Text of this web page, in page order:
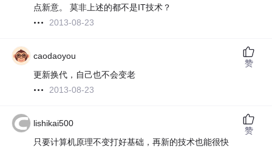
点新意。 莫非上述的都不是IT技术？
2013-08-23
caodaoyou
更新换代，自己也不会变老
2013-08-23
赞
lishikai500
只要计算机原理不变打好基础，再新的技术也能很快
赞